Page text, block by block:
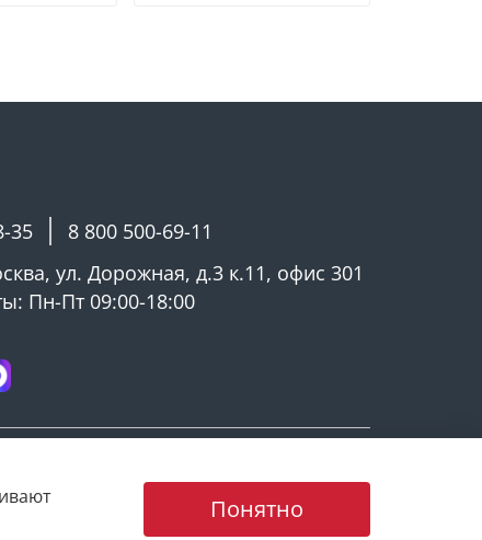
35
8 800 500-69-11
ул. Дорожная, д.3 к.11, офис 301
Пн-Пт 09:00-18:00
Понятно